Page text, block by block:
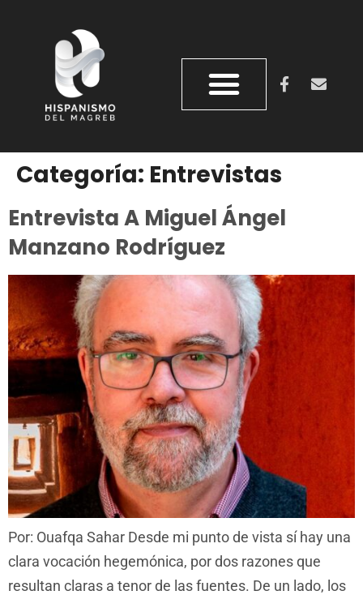
Categoría: Entrevistas
Entrevista A Miguel Ángel
Manzano Rodríguez
Por: Ouafqa Sahar Desde mi punto de vista sí hay una
clara vocación hegemónica, por dos razones que
resultan claras a tenor de las fuentes. De un lado, los